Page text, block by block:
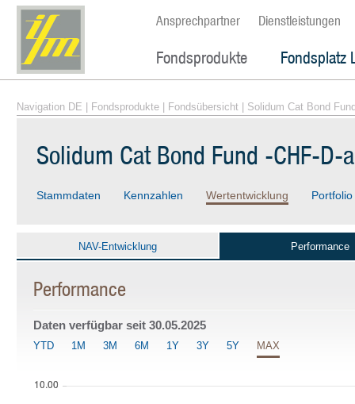
Ansprechpartner Dienstleistungen
Fondsprodukte Fondsplatz
Navigation DE Fondsprodukte Fondsübersicht | Solidum Cat Bond
Solidum Cat Bond Fund -CHF-D-
Stammdaten Kennzahlen Wertentwicklung Portfolio
NAV-Entwicklung Performance
Performance
Daten verfügbar seit 30.05.2025
YTD 1M 3M 6M 1Y 3Y 5Y MAX